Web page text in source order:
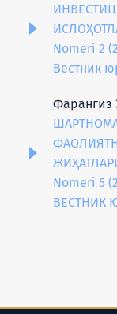
Nomeri 2
Вестник
Nomeri 5
ВЕСТНИК